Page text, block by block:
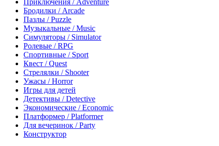
Приключения / Adventure
Бродилки / Arcade
Пазлы / Puzzle
Музыкальные / Music
Симуляторы / Simulator
Ролевые / RPG
Спортивные / Sport
Квест / Quest
Стрелялки / Shooter
Ужасы / Horror
Игры для детей
Детективы / Detective
Экономические / Economic
Платформер / Platformer
Для вечеринок / Party
Конструктор